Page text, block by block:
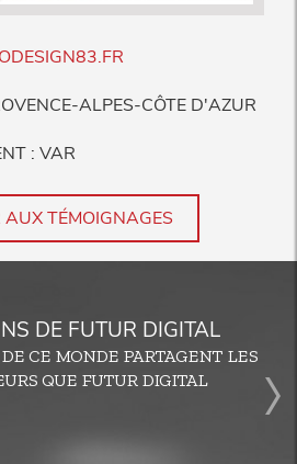
ALPES-CÔTE D'AZUR
: VAR
AUX TÉMOIGNAGES
DE FUTUR DIGITAL
CE MONDE PARTAGENT LES
QUE FUTUR DIGITAL